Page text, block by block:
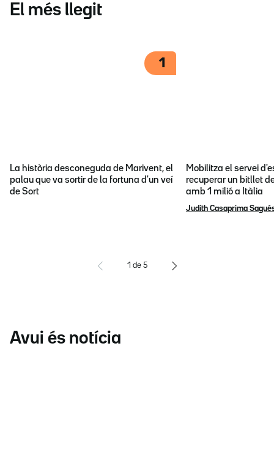
El més llegit
1
La història desconeguda de Marivent, el
palau que va sortir de la fortuna d'un veí
de Sort
Mobilitza el servei
recuperar un bitllet
amb 1 milió a Itàlia
Judith Casaprima
1 de 5
Avui és notícia